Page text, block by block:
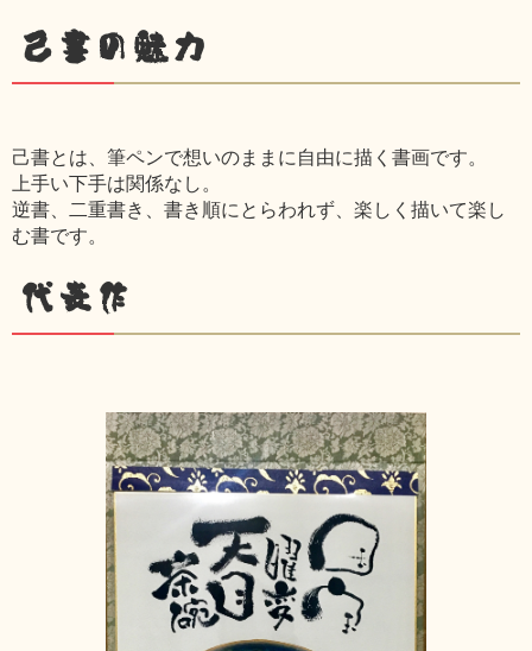
己書の魅力
己書とは、筆ペンで想いのままに自由に描く書画です。
上手い下手は関係なし。
逆書、二重書き、書き順にとらわれず、楽しく描いて楽し
む書です。
代表作